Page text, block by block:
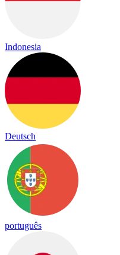
Indonesia
Deutsch
português